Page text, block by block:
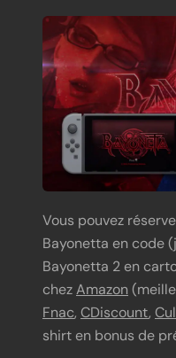
Vous pouvez
Bayonetta en code
Bayonetta 2 en
chezAmazon
Fnac, CDiscount,
shirt en bonus de